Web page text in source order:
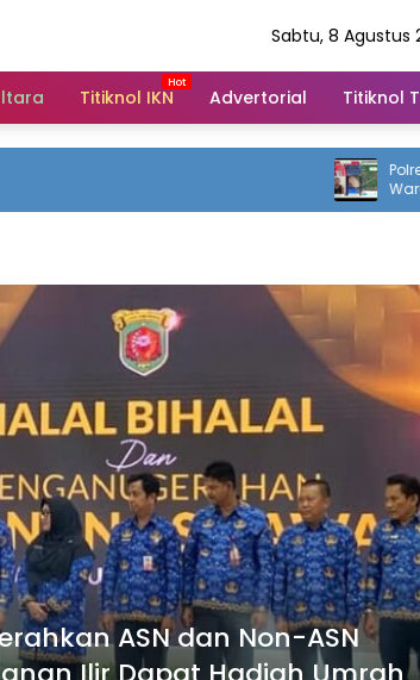
Sabtu, 8 Agustus
Titiknol IKN Advertorial Titiknol
Polres PPU
Waru, 16
Tahun
ASN dan Non-ASN